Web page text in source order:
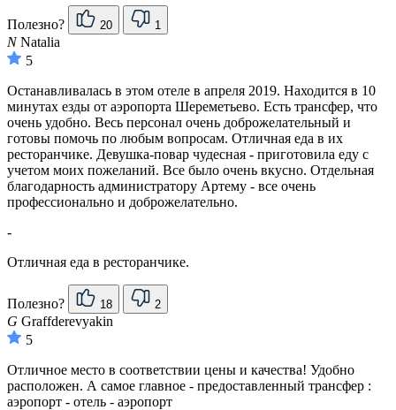
Полезно? 20 1
NNatalia
5
Останавливалась в этом отеле в апреля 2019. Находится в 10
минутах езды от аэропорта Шереметьево. Есть трансфер, что
очень удобно. Весь персонал очень доброжелательный и
готовы помочь по любым вопросам. Отличная еда в их
ресторанчике. Девушка-повар чудесная - приготовила еду с
учетом моих пожеланий. Все было очень вкусно. Отдельная
благодарность администратору Артему - все очень
профессионально и доброжелательно.
-
Отличная еда в ресторанчике.
Полезно? 18 2
G Graffderevyakin
5
Отличное место в соответствии цены и качества! Удобно
расположен. А самое главное - предоставленный трансфер :
аэропорт - отель - аэропорт